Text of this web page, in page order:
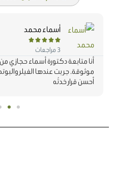
أسماء محمد





3 مراجعات
أنا متابعة دكتورة أسماء حجازي
موثوقة. جربت عندها الفيلر
أحسن قرار خدتُه